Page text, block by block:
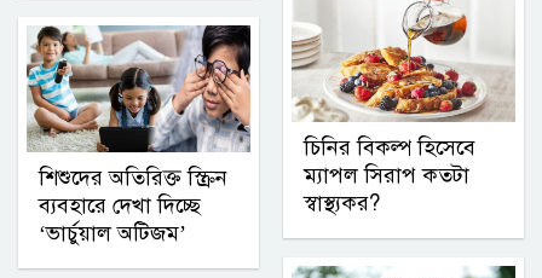
শিশুদের অতিরিক্ত স্ক্রিন
ব্যবহারে দেখা দিচ্ছে
‘ভার্চুয়াল অটিজম’
চিনির বিকল্প হিসেবে
ম্যাপল সিরাপ কতটা
স্বাস্থ্যকর?